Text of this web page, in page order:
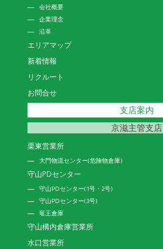
会社概要
企業理念
沿革
エリアマップ
新着情報
リクルート
お問合せ
支店案内
京滋主管支店
栗東営業所
大門物流センター(危険物倉庫)
守山PDセンター
守山PDセンター(1号・2号)
守山PDセンター(3号)
竜王倉庫
守山構内倉庫営業所
水口営業所